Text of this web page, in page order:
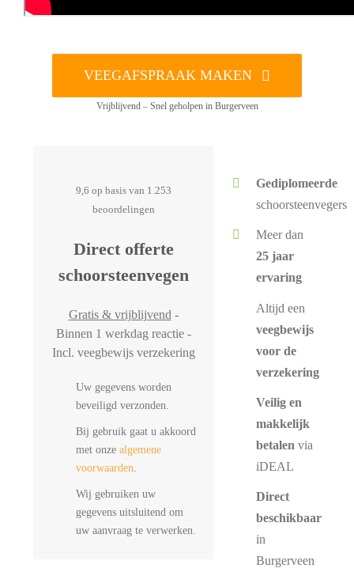
VEEGAFSPRAAK MAKEN
Vrijblijvend – Snel geholpen in Burgerveen
9,6 op basis van 1.253
beoordelingen
Direct offerte
schoorsteenvegen
Gratis & vrijblijvend -
Binnen 1 werkdag reactie -
Incl. veegbewijs verzekering
Uw gegevens worden
beveiligd verzonden.
Bij gebruik gaat u akkoord
met onze algemene
voorwaarden.
Wij gebruiken uw
gegevens uitsluitend om
uw aanvraag te verwerken.
Gediplomeerde
schoorsteenvegers
Meer dan
25 jaar
ervaring
Altijd een
veegbewijs
voor de
verzekering
Veilig en
makkelijk
betalen via
iDEAL
Direct
beschikbaar
in
Burgerveen